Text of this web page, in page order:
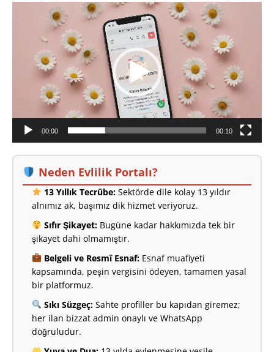
00:00 00:10
Neden Evlilik Portalı?
13 Yıllık Tecrübe:Sektörde dile kolay 13 yıldır
alnımız ak, başımız dik hizmet veriyoruz.
Sıfır Şikayet:Bugüne kadar hakkımızda tek bir
şikayet dahi olmamıştır.
Belgeli ve Resmî Esnaf:Esnaf muafiyeti
kapsamında, peşin vergisini ödeyen, tamamen yasal
bir platformuz.
Sıkı Süzgeç:Sahte profiller bu kapıdan giremez;
her ilan bizzat admin onaylı ve WhatsApp
doğruludur.